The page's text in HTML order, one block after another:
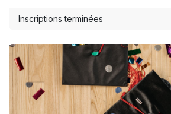
Inscriptions terminées